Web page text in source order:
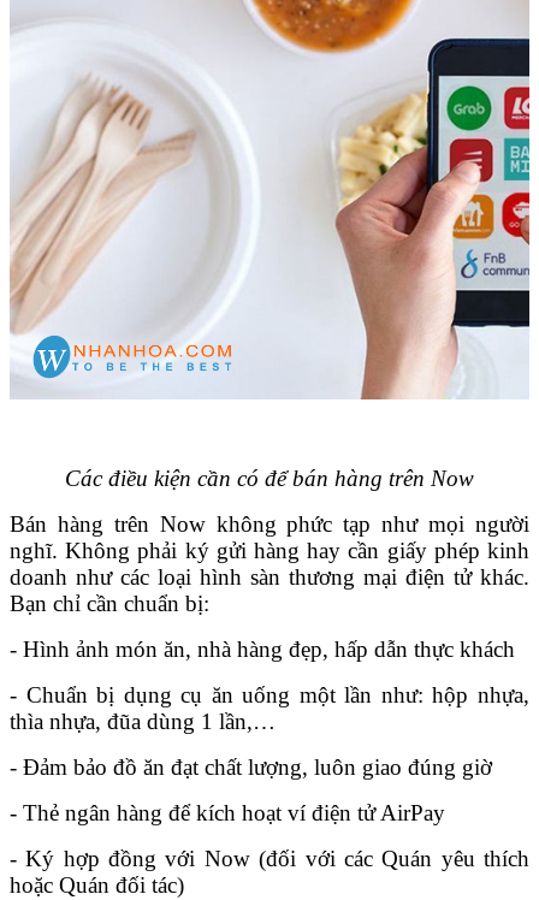
Các điều kiện cần có để bán hàng trên Now
Bán hàng trên Now không phức tạp như mọi người
nghĩ. Không phải ký gửi hàng hay cần giấy phép kinh
doanh như các loại hình sàn thương mại điện tử khác.
Bạn chỉ cần chuẩn bị:
- Hình ảnh món ăn, nhà hàng đẹp, hấp dẫn thực khách
- Chuẩn bị dụng cụ ăn uống một lần như: hộp nhựa,
thìa nhựa, đũa dùng 1 lần,…
- Đảm bảo đồ ăn đạt chất lượng, luôn giao đúng giờ
- Thẻ ngân hàng để kích hoạt ví điện tử AirPay
- Ký hợp đồng với Now (đối với các Quán yêu thích
hoặc Quán đối tác)